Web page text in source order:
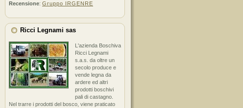
Recensione: Gruppo IRGENRE
Ricci Legnami sas
L'azienda Boschiva
Ricci Legnami
s.a.s. da oltre un
secolo produce e
vende legna da
ardere ed altri
prodotti boschivi
pali di castagno.
Nel trarre i prodotti del bosco, viene praticato